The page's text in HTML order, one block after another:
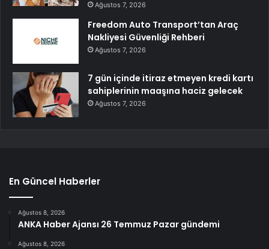
Ağustos 7, 2026
Freedom Auto Transport’tan Araç
Nakliyesi Güvenliği Rehberi
Ağustos 7, 2026
7 gün içinde itiraz etmeyen kredi kartı
sahiplerinin maaşına haciz gelecek
Ağustos 7, 2026
En Güncel Haberler
Ağustos 8, 2026
ANKA Haber Ajansı 26 Temmuz Pazar gündemi
Ağustos 8, 2026